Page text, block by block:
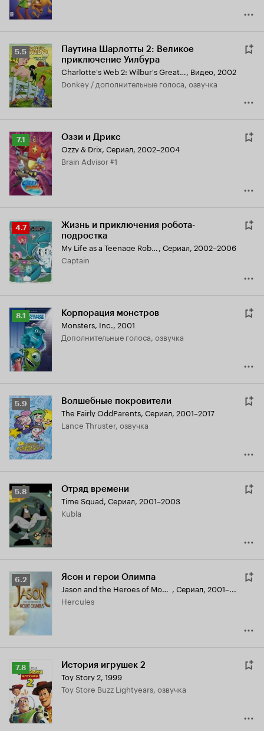
Рейтинг
Кинопоиска
5.5
5.5
Паутина Шарлотты 2: Великое
приключение Уилбура
Charlotte's Web 2: Wilbur's Great Adventure, Видео, 2002
Donkey / дополнительные голоса, озвучка
Рейтинг
Кинопоиска
7.1
7.1 Оззи и Дрикс
Ozzy & Drix, Сериал, 2002–2004
Brain Advisor #1
Рейтинг
Кинопоиска
4.7
4.7
Жизнь и приключения робота-
подростка
My Life as a Teenage Robot, Сериал, 2002–2006
Captain
Рейтинг
Кинопоиска
8.1
8.1 Корпорация монстров
Monsters, Inc., 2001
дополнительные голоса, озвучка
Рейтинг
Кинопоиска
5.9
5.9 Волшебные покровители
The Fairly OddParents, Сериал, 2001–2017
Lance Thruster, озвучка
Рейтинг
Кинопоиска
5.8
5.8 Отряд времени
Time Squad, Сериал, 2001–2003
Kubla
Рейтинг
Кинопоиска
6.2
6.2 Ясон и герои Олимпа
Jason and the Heroes of Mount Olympus , Сериал, 2001–...
Hercules
Рейтинг
Кинопоиска
7.8
7.8 История игрушек 2
Toy Story 2, 1999
Toy Store Buzz Lightyears, озвучка